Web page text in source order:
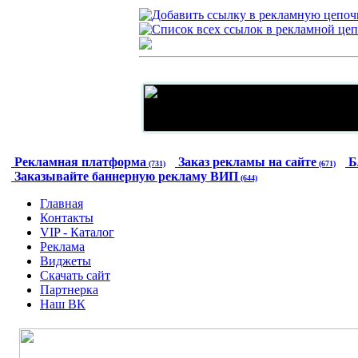
Рекламная платформа (731) Заказ рекламы на сайте (671)
Заказывайте баннерную рекламу ВИП (644)
Главная
Контакты
VIP - Каталог
Реклама
Виджеты
Скачать сайт
Партнерка
Наш ВК